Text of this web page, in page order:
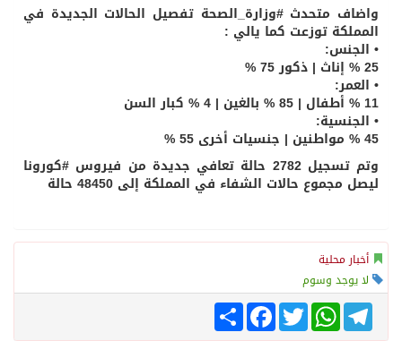
واضاف ‏متحدث ⁧‫#وزارة_الصحة‬⁩ تفصيل الحالات الجديدة في
المملكة توزعت كما يالي :
‏• الجنس:
‏• العمر:
‏• الجنسية:
وتم تسجيل 2782 حالة تعافي جديدة من فيروس #كورونا
ليصل مجموع حالات الشفاء في المملكة إلى 48450 حالة
أخبار محلية
لا يوجد وسوم
انشر
FacebookTwitter
WhatsAppTelegram